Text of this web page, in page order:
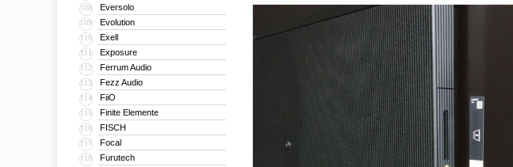
108 Eversolo
109 Evolution
110 Exell
111 Exposure
112 Ferrum Audio
113 Fezz Audio
114 FiiO
115 Finite Elemente
116 FISCH
117 Focal
118 Furutech